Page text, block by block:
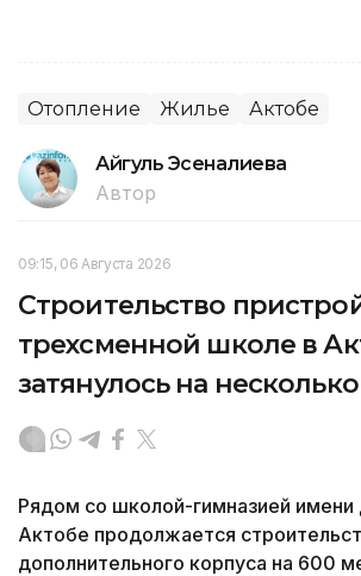
Отопление Жилье Актобе
Айгуль Эсеналиева
Автор
09:15, 06 Августа 2026
Строительство
трехсменной школе в
затянулось на
Рядом со школой-гимназией имени
Актобе продолжается
дополнительного корпуса на 600